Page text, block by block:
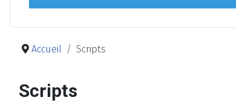
Accueil Scripts
Scripts